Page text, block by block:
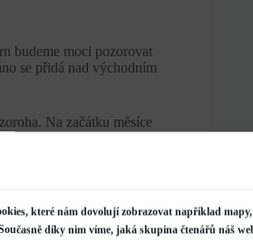
které nám dovolují zobrazovat například mapy,
díky nim víme, jaká skupina čtenářů náš
budeme moci pozorovat
se přidá nad východním
Na začátku měsíce
hod. na začátku měsíce,
července vychází